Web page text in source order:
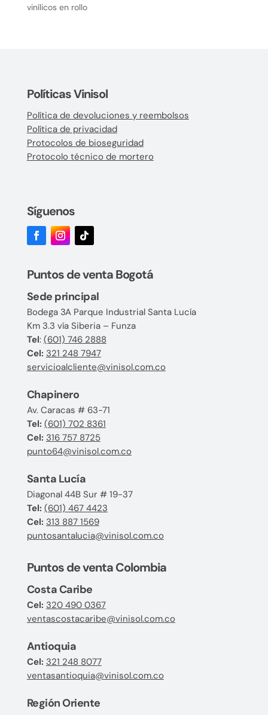
vinílicos en rollo
Políticas Vinisol
Política de devoluciones y reembolsos
Política de privacidad
Protocolos de bioseguridad
Protocolo técnico de mortero
Síguenos
Puntos de venta Bogotá
Sede principal
Bodega 3A Parque Industrial Santa Lucía
Km 3.3 vía Siberia – Funza
Tel: (601) 746 2888
Cel: 321 248 7947
servicioalcliente@vinisol.com.co
Chapinero
Av. Caracas # 63-71
Tel: (601) 702 8361
Cel: 316 757 8725
punto64@vinisol.com.co
Santa Lucía
Diagonal 44B Sur # 19-37
Tel: (601) 467 4423
Cel: 313 887 1569
puntosantalucia@vinisol.com.co
Puntos de venta Colombia
Costa Caribe
Cel: 320 490 0367
ventascostacaribe@vinisol.com.co
Antioquia
Cel: 321 248 8077
ventasantioquia@vinisol.com.co
Región Oriente